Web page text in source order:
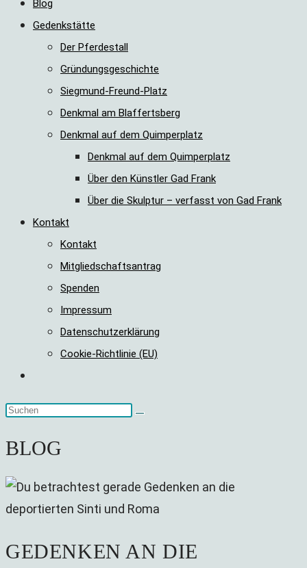
Blog
Gedenkstätte
Der Pferdestall
Gründungsgeschichte
Siegmund-Freund-Platz
Denkmal am Blaffertsberg
Denkmal auf dem Quimperplatz
Denkmal auf dem Quimperplatz
Über den Künstler Gad Frank
Über die Skulptur – verfasst von Gad Frank
Kontakt
Kontakt
Mitgliedschaftsantrag
Spenden
Impressum
Datenschutzerklärung
Cookie-Richtlinie (EU)
umschalten
BLOG
GEDENKEN AN DIE